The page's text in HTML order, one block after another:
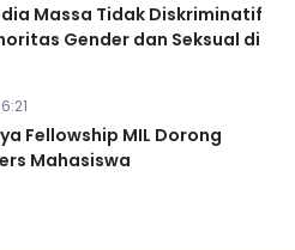
Massa Tidak Diskriminatif
Gender dan Seksual di
Fellowship MIL Dorong
Mahasiswa